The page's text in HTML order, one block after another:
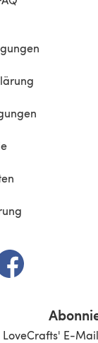
(öffnet sich in
LoveCrafts' E-